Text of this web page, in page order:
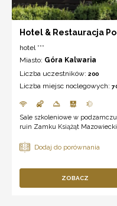
Hotel & Restauracja
hotel ***
Miasto: Góra Kalwaria
Liczba uczestników: 200
Liczba miejsc noclegowych:
Sale szkoleniowe w
ruin Zamku Książąt
ZOBACZ